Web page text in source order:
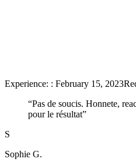
Experience: : February 15, 2023
“Pas de soucis. Honnete,
pour le résultat”
S
Sophie G.